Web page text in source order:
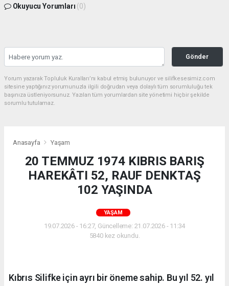
Okuyucu Yorumları (0)
Gönder
Yorum yazarak Topluluk Kuralları’nı kabul etmiş bulunuyor ve silifkesesimiz.com
sitesine yaptığınız yorumunuzla ilgili doğrudan veya dolaylı tüm sorumluluğu tek
başınıza üstleniyorsunuz. Yazılan tüm yorumlardan site yönetimi hiçbir şekilde
sorumlu tutulamaz.
Anasayfa Yaşam
20 TEMMUZ 1974 KIBRIS BARIŞ
HAREKÂTI 52, RAUF DENKTAŞ
102 YAŞINDA
YAŞAM
19.07.2026 - 16:27, Güncelleme: 21.07.2026 - 11:34
5840 kez okundu.
Kıbrıs Silifke için ayrı bir öneme sahip. Bu yıl 52. yıl